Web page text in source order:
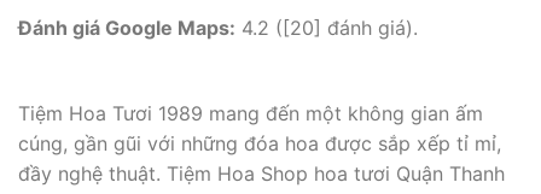
Đánh giá Google Maps: 4.2 ([20] đánh giá).
Tiệm Hoa Tươi 1989 mang đến một không gian ấm
cúng, gần gũi với những đóa hoa được sắp xếp tỉ mỉ,
đầy nghệ thuật. Tiệm Hoa Shop hoa tươi Quận Thanh